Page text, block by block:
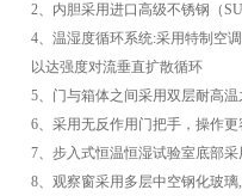
2、内胆采用进口高级不锈钢（
4、温湿度循环系统:采用特制空
以达强度对流垂直扩散循环
5、门与箱体之间采用双层耐高
6、采用无反作用门把手，操作更
7、步入式恒温恒湿试验室底部
8、观察窗采用多层中空钢化玻